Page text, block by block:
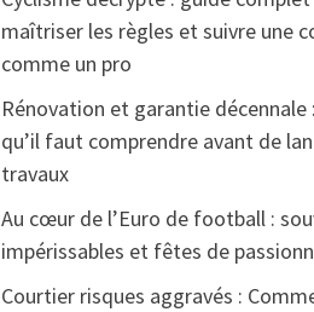
maîtriser les règles et suivre une
comme un pro
Rénovation et garantie
qu’il faut comprendre avant de
travaux
Au cœur de l’Euro de football :
impérissables et fêtes de
Courtier risques aggravés :